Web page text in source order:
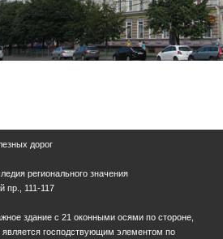
дорог
регионального значения
пр., 111-117
здание с 21 оконными осями по стороне,
является господствующим элементом по